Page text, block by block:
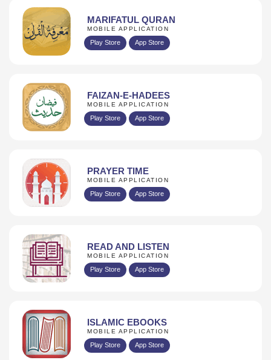
MARIFATUL QURAN
MOBILE APPLICATION
Play Store App Store
FAIZAN-E-HADEES
MOBILE APPLICATION
Play Store App Store
PRAYER TIME
MOBILE APPLICATION
Play Store App Store
READ AND LISTEN
MOBILE APPLICATION
Play Store App Store
ISLAMIC EBOOKS
MOBILE APPLICATION
Play Store App Store